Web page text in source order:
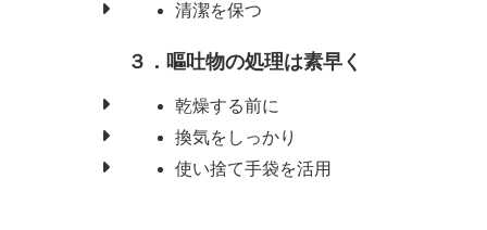
清潔を保つ
３．嘔吐物の処理は素早く
乾燥する前に
換気をしっかり
使い捨て手袋を活用